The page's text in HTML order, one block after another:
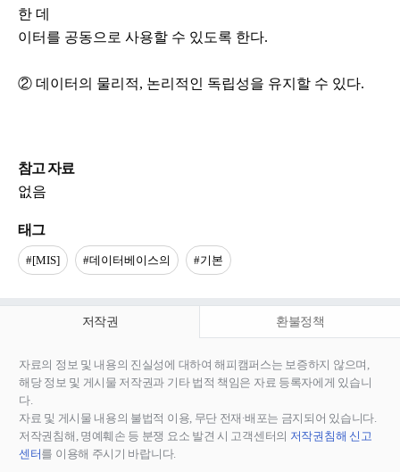
한 데
이터를 공동으로 사용할 수 있도록 한다.
② 데이터의 물리적, 논리적인 독립성을 유지할 수 있다.
참고 자료
없음
태그
#[MIS] #데이터베이스의 #기본
저작권 환불정책
자료의 정보 및 내용의 진실성에 대하여 해피캠퍼스는 보증하지 않으며,
해당 정보 및 게시물 저작권과 기타 법적 책임은 자료 등록자에게 있습니
다.
자료 및 게시물 내용의 불법적 이용, 무단 전재∙배포는 금지되어 있습니다.
저작권침해, 명예훼손 등 분쟁 요소 발견 시 고객센터의 저작권침해 신고
센터를 이용해 주시기 바랍니다.